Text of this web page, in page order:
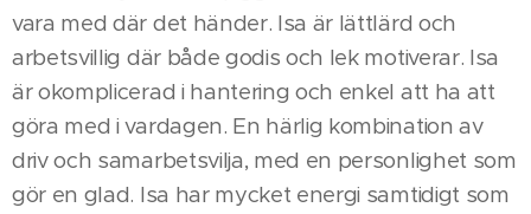
vara med där det händer. Isa är lättlärd och
arbetsvillig där både godis och lek motiverar. Isa
är okomplicerad i hantering och enkel att ha att
göra med i vardagen. En härlig kombination av
driv och samarbetsvilja, med en personlighet som
gör en glad. Isa har mycket energi samtidigt som